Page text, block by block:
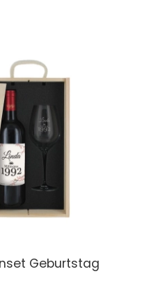
Geburtstag